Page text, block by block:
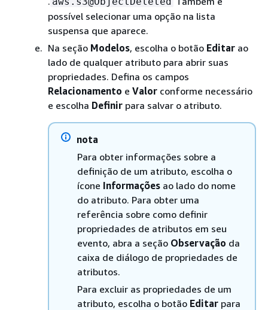
possível selecionar uma opção na lista
suspensa que aparece.
Na seção Modelos, escolha o botão Editar ao
lado de qualquer atributo para abrir suas
propriedades. Defina os campos
Relacionamento e Valor conforme necessário
e escolha Definir para salvar o atributo.
nota
Para obter informações sobre a
definição de um atributo, escolha o
ícone Informações ao lado do nome
do atributo. Para obter uma
referência sobre como definir
propriedades de atributos em seu
evento, abra a seção Observação da
caixa de diálogo de propriedades de
atributos.
Para excluir as propriedades de um
atributo, escolha o botão Editar para